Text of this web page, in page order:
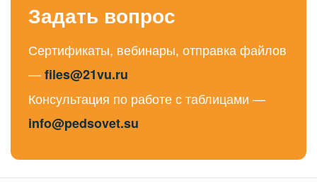
Задать вопрос
Сертификаты, вебинары, отправка файлов
—files@21vu.ru
Консультация по работе с таблицами —
info@pedsovet.su